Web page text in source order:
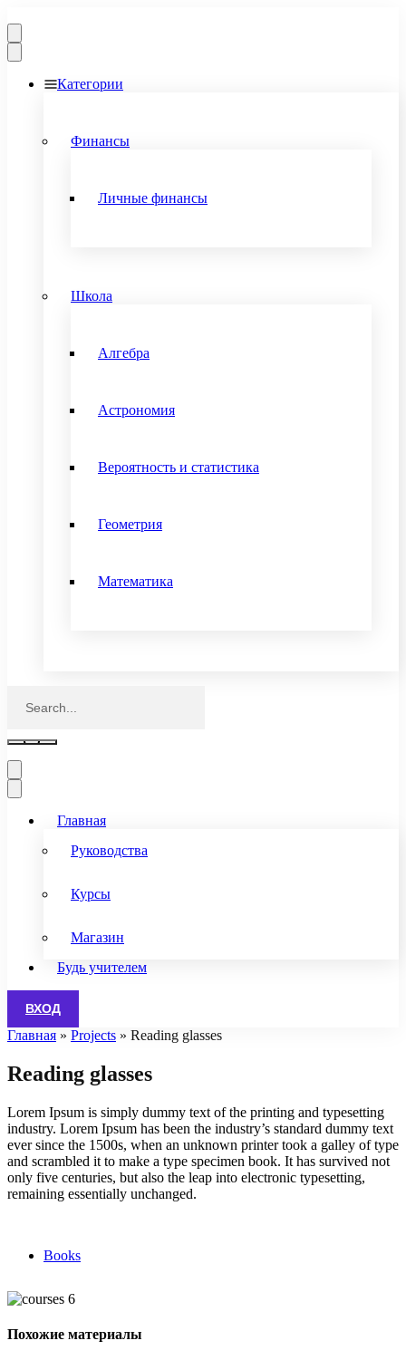
Категории
Финансы
Личные финансы
Школа
Алгебра
Астрономия
Вероятность и статистика
Геометрия
Математика
Главная
Руководства
Курсы
Магазин
Будь учителем
ВХОД
Главная » Projects » Reading glasses
Reading glasses
Lorem Ipsum is simply dummy text of the printing and typesetting
industry. Lorem Ipsum has been the industry’s standard dummy text
ever since the 1500s, when an unknown printer took a galley of type
and scrambled it to make a type specimen book. It has survived not
only five centuries, but also the leap into electronic typesetting,
remaining essentially unchanged.
Books
Похожие материалы